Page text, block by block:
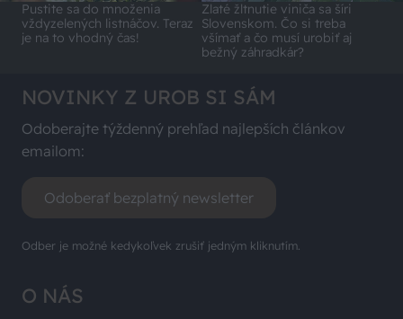
Pustite sa do množenia
vždyzelených listnáčov. Teraz
je na to vhodný čas!
Zlaté žltnutie viniča sa šíri
Slovenskom. Čo si treba
všímať a čo musí urobiť aj
bežný záhradkár?
O NÁS
NOVINKY Z UROB SI SÁM
Odoberajte týždenný prehľad najlepších článkov
emailom:
Odoberať bezplatný newsletter
Odber je možné kedykoľvek zrušiť jedným kliknutím.